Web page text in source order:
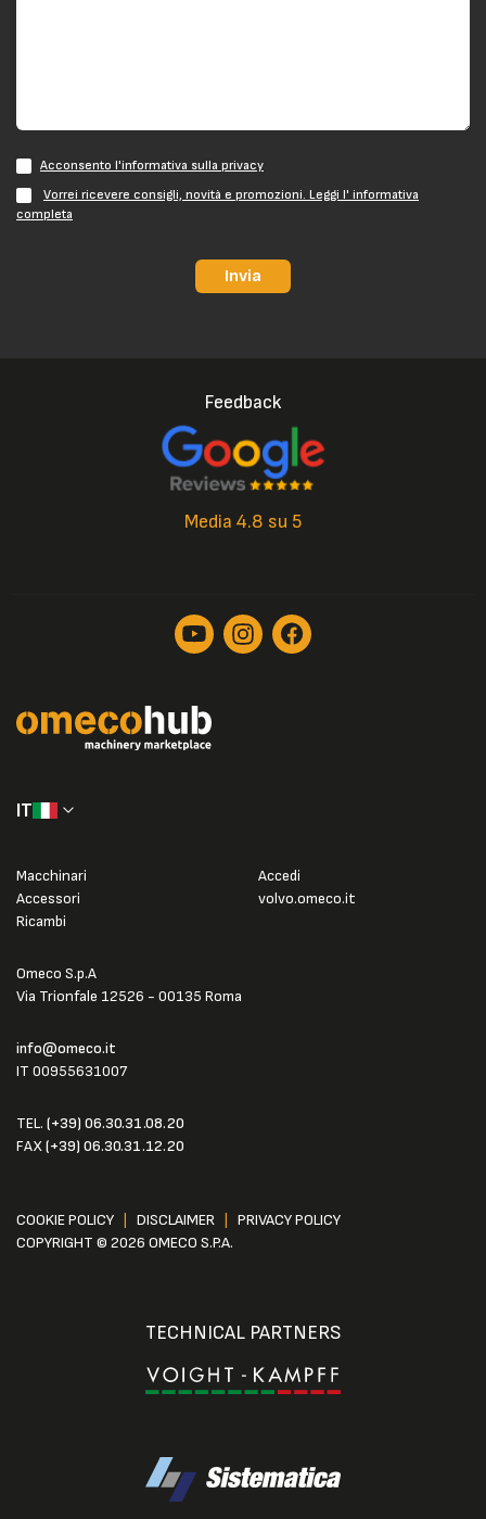
Acconsento l'informativa sulla privacy
Vorrei ricevere consigli, novità e promozioni. Leggi l' informativa
completa
Invia
Feedback
Media 4.8 su 5
IT
Omeco S.p.A
Via Trionfale 12526 - 00135 Roma
info@omeco.it
IT 00955631007
TEL. (+39) 06.30.31.08.20
FAX(+39) 06.30.31.12.20
Macchinari
Accessori
Ricambi
Accedi
volvo.omeco.it
COOKIE POLICY DISCLAIMER
PRIVACY POLICY
COPYRIGHT © 2026 OMECO S.P.A.
TECHNICAL PARTNERS